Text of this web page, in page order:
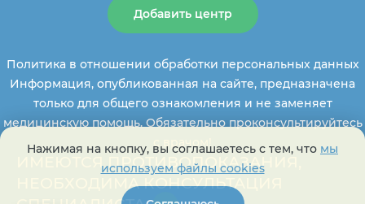
Добавить центр
Политика в отношении обработки персональных данных
Информация, опубликованная на сайте, предназначена
только для общего ознакомления и не заменяет
медицинскую помощь. Обязательно проконсультируйтесь
ИМЕЮТСЯ ПРОТИВОПОКАЗАНИЯ,
НЕОБХОДИМА КОНСУЛЬТАЦИЯ
Нажимая на кнопку, вы соглашаетесь с тем, что мы
используем файлы cookies